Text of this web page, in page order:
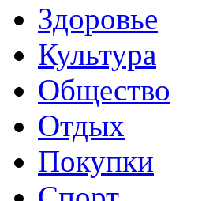
Здоровье
Культура
Общество
Отдых
Покупки